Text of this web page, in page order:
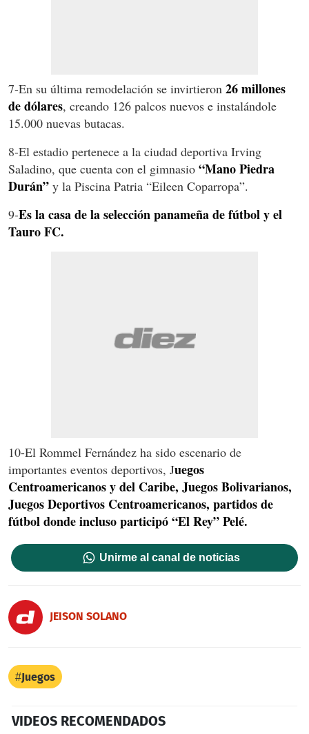
7-En su última remodelación se invirtieron 26 millones
de dólares, creando 126 palcos nuevos e instalándole
15.000 nuevas butacas.
8-El estadio pertenece a la ciudad deportiva Irving
Saladino, que cuenta con el gimnasio “Mano Piedra
Durán” y la Piscina Patria “Eileen Coparropa”.
9-Es la casa de la selección panameña de fútbol y el
Tauro FC.
10-El Rommel Fernández ha sido escenario de
importantes eventos deportivos, Juegos
Centroamericanos y del Caribe, Juegos Bolivarianos,
Juegos Deportivos Centroamericanos, partidos de
fútbol donde incluso participó “El Rey” Pelé.
Unirme al canal de noticias
JEISON SOLANO
Juegos
VIDEOS RECOMENDADOS